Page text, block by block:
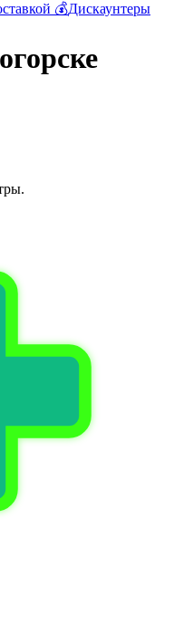
💰Дискаунтеры